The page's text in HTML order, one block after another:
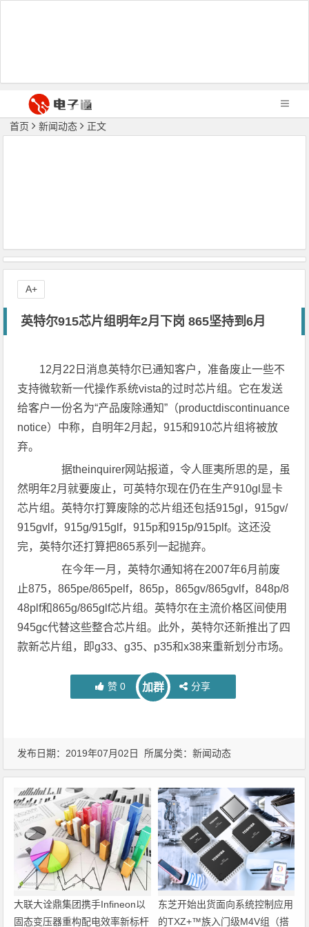
首页 新闻动态 正文
英特尔915芯片组明年2月下岗 865坚持到6月
12月22日消息英特尔已通知客户，准备废止一些不
支持微软新一代操作系统vista的过时芯片组。它在发送
给客户一份名为“产品废除通知”（productdiscontinuance
notice）中称，自明年2月起，915和910芯片组将被放
弃。
据theinquirer网站报道，令人匪夷所思的是，虽
然明年2月就要废止，可英特尔现在仍在生产910gl显卡
芯片组。英特尔打算废除的芯片组还包括915gl，915gv/
915gvlf，915g/915glf，915p和915p/915plf。这还没
完，英特尔还打算把865系列一起抛弃。
在今年一月，英特尔通知将在2007年6月前废
止875，865pe/865pelf，865p，865gv/865gvlf，848p/8
48plf和865g/865glf芯片组。英特尔在主流价格区间使用
945gc代替这些整合芯片组。此外，英特尔还新推出了四
款新芯片组，即g33、g35、p35和x38来重新划分市场。
赞 0 加群 分享
A+
发布日期：2019年07月02日 所属分类：新闻动态
大联大诠鼎集团携手Infineon以
固态变压器重构配电效率新标杆
东芝开始出货面向系统控制应用
的TXZ+™族入门级M4V组（搭